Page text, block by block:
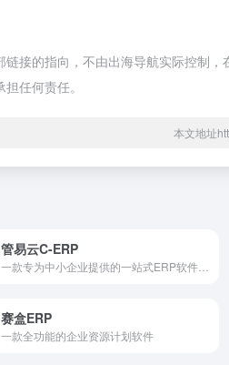
接的指向，不由出海导航实际控制
任何责任。
本文地址
管易云C-ERP
赛盒ERP
一款全功能的企业资源计划软件